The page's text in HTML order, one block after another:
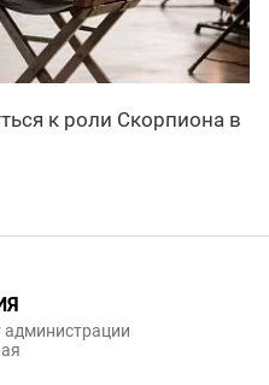
к роли Скорпиона в